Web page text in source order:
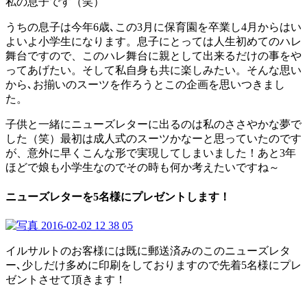
うちの息子は今年6歳､この3月に保育園を卒業し4月からはい
よいよ小学生になります。息子にとっては人生初めてのハレ
舞台ですので、このハレ舞台に親として出来るだけの事をや
ってあげたい。そして私自身も共に楽しみたい。そんな思い
から､お揃いのスーツを作ろうとこの企画を思いつきまし
た。
子供と一緒にニューズレターに出るのは私のささやかな夢で
した（笑）最初は成人式のスーツかなーと思っていたのです
が、意外に早くこんな形で実現してしまいました！あと3年
ほどで娘も小学生なのでその時も何か考えたいですね～
ニューズレターを5名様にプレゼントします！
イルサルトのお客様には既に郵送済みのこのニューズレタ
ー､少しだけ多めに印刷をしておりますので先着5名様にプレ
ゼントさせて頂きます！